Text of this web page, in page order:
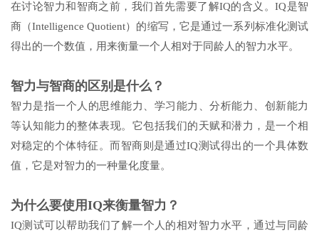
在讨论智力和智商之前，我们首先需要了解IQ的含义。IQ是智
商（Intelligence Quotient）的缩写，它是通过一系列标准化测试
得出的一个数值，用来衡量一个人相对于同龄人的智力水平。
智力与智商的区别是什么？
智力是指一个人的思维能力、学习能力、分析能力、创新能力
等认知能力的整体表现。它包括我们的天赋和潜力，是一个相
对稳定的个体特征。而智商则是通过IQ测试得出的一个具体数
值，它是对智力的一种量化度量。
为什么要使用IQ来衡量智力？
IQ测试可以帮助我们了解一个人的相对智力水平，通过与同龄